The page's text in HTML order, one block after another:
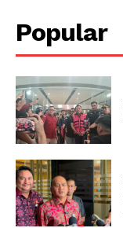
Popular